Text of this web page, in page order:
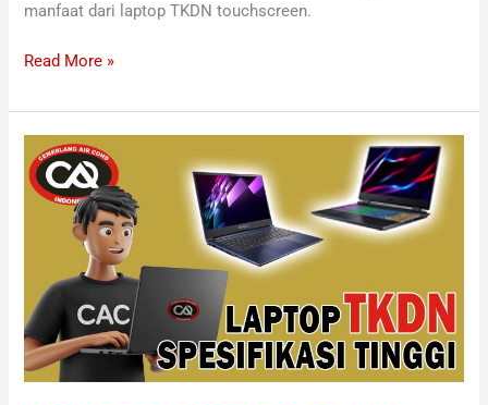
manfaat dari laptop TKDN touchscreen.
Read More »
Laptop
TKDN
Dengan
Spesifikasi